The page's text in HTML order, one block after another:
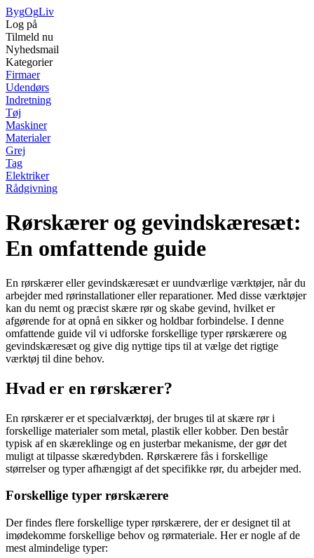
BygOgLiv
Log på
Tilmeld nu
Nyhedsmail
Kategorier
Firmaer
Udendørs
Indretning
Tøj
Maskiner
Materialer
Grej
Tag
Elektriker
Rådgivning
Rørskærer og gevindskæresæt:
En omfattende guide
En rørskærer eller gevindskæresæt er uundværlige værktøjer, når du
arbejder med rørinstallationer eller reparationer. Med disse værktøjer
kan du nemt og præcist skære rør og skabe gevind, hvilket er
afgørende for at opnå en sikker og holdbar forbindelse. I denne
omfattende guide vil vi udforske forskellige typer rørskærere og
gevindskæresæt og give dig nyttige tips til at vælge det rigtige
værktøj til dine behov.
Hvad er en rørskærer?
En rørskærer er et specialværktøj, der bruges til at skære rør i
forskellige materialer som metal, plastik eller kobber. Den består
typisk af en skæreklinge og en justerbar mekanisme, der gør det
muligt at tilpasse skæredybden. Rørskærere fås i forskellige
størrelser og typer afhængigt af det specifikke rør, du arbejder med.
Forskellige typer rørskærere
Der findes flere forskellige typer rørskærere, der er designet til at
imødekomme forskellige behov og rørmateriale. Her er nogle af de
mest almindelige typer: